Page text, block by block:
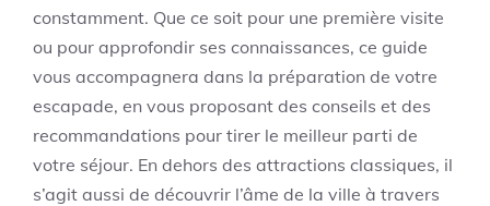
constamment. Que ce soit pour une première visite
ou pour approfondir ses connaissances, ce guide
vous accompagnera dans la préparation de votre
escapade, en vous proposant des conseils et des
recommandations pour tirer le meilleur parti de
votre séjour. En dehors des attractions classiques, il
s’agit aussi de découvrir l’âme de la ville à travers